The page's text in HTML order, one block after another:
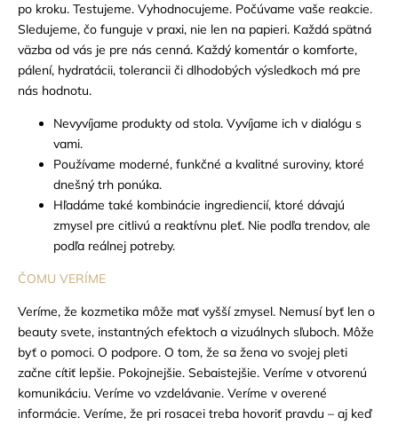
po kroku. Testujeme. Vyhodnocujeme. Počúvame vaše reakcie.
Sledujeme, čo funguje v praxi, nie len na papieri. Každá spätná
väzba od vás je pre nás cenná. Každý komentár o komforte,
pálení, hydratácii, tolerancii či dlhodobých výsledkoch má pre
nás hodnotu.
Nevyvíjame produkty od stola. Vyvíjame ich v dialógu s
vami.
Používame moderné, funkčné a kvalitné suroviny, ktoré
dnešný trh ponúka.
Hľadáme také kombinácie ingrediencií, ktoré dávajú
zmysel pre citlivú a reaktívnu pleť. Nie podľa trendov, ale
podľa reálnej potreby.
ČOMU VERÍME
Veríme, že kozmetika môže mať vyšší zmysel. Nemusí byť len o
beauty svete, instantných efektoch a vizuálnych sľuboch. Môže
byť o pomoci. O podpore. O tom, že sa žena vo svojej pleti
začne cítiť lepšie. Pokojnejšie. Sebaistejšie. Veríme v otvorenú
komunikáciu. Veríme vo vzdelávanie. Veríme v overené
informácie. Veríme, že pri rosacei treba hovoriť pravdu – aj keď